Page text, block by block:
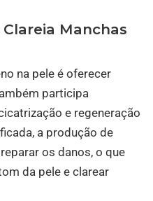
Manchas
na pele é oferecer
participa
e regeneração
a produção de
os danos, o que
da pele e clarear